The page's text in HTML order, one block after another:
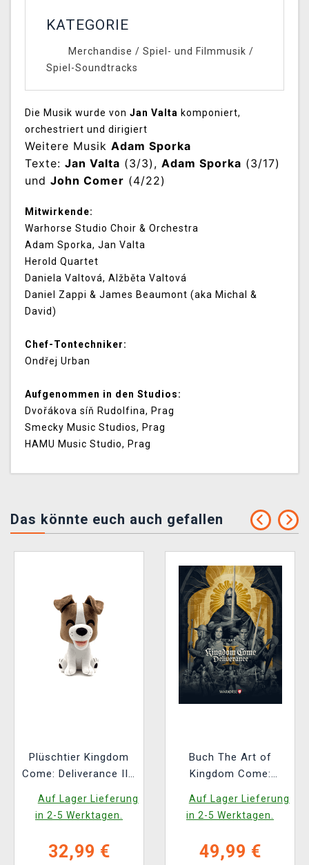
KATEGORIE
Merchandise / Spiel- und Filmmusik /
Spiel-Soundtracks
Die Musik wurde von Jan Valta komponiert,
orchestriert und dirigiert
Weitere Musik Adam Sporka
Texte: Jan Valta (3/3), Adam Sporka (3/17)
und John Comer (4/22)
Mitwirkende:
Warhorse Studio Choir & Orchestra
Adam Sporka, Jan Valta
Herold Quartet
Daniela Valtová, Alžběta Valtová
Daniel Zappi & James Beaumont (aka Michal &
David)
Chef-Tontechniker:
Ondřej Urban
Aufgenommen in den Studios:
Dvořákova síň Rudolfina, Prag
Smecky Music Studios, Prag
HAMU Music Studio, Prag
Das könnte euch auch gefallen
Plüschtier Kingdom
Come: Deliverance II -
Auf Lager Lieferung
in 2-5 Werktagen.
32,99 €
Buch The Art of
Kingdom Come:
Auf Lager Lieferung
in 2-5 Werktagen.
49,99 €